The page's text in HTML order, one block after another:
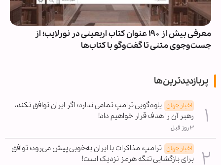
معرفی بیش از ۱۹۰ عنوان کتاب اربعینی در نورلایب؛ از
جست‌وجوی متنی تا گفت‌وگو با کتاب‌ها
پربازدیدترین‌ها
اخبار جهان یاوه‌گویی ترامپ تمامی ندارد؛ اگر ایران توافق نکند،
رهبر آن را هدف قرار خواهیم داد!
۳ روز قبل
اخبار جهان ترامپ: مذاکرات با ایران به‌خوبی پیش می‌رود؛ توافق
برای بازگشایی تنگه هرمز نزدیک است!